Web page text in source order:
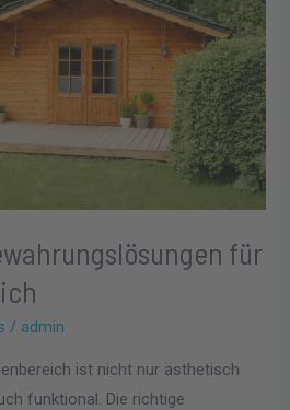
für
/ admin
ist nicht nur ästhetisch
funktional. Die richtige